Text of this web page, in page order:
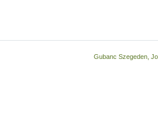
Gubanc Szegeden,